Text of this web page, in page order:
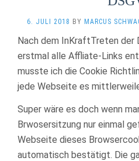
6. JULI 2018 BY MARCUS
Nach dem InKraftTreten der
erstmal alle Affliate-Links
musste ich die Cookie
jede Webseite es
Super wäre es doch wenn
Brwosersitzung nur einmal
Webseite dieses
automatisch bestätigt. Die